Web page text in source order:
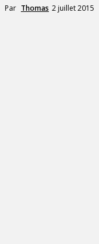
Par Thomas 2 juillet 2015